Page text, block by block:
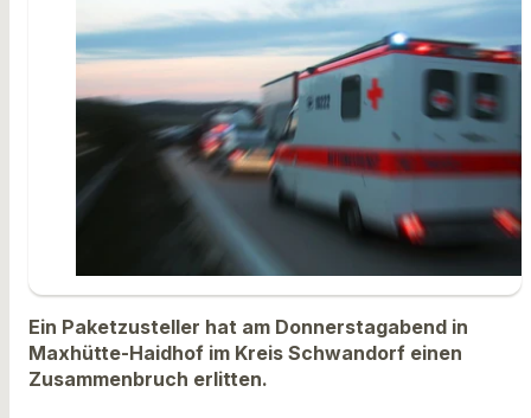
Ein Paketzusteller hat am Donnerstagabend in
Maxhütte-Haidhof im Kreis Schwandorf einen
Zusammenbruch erlitten.